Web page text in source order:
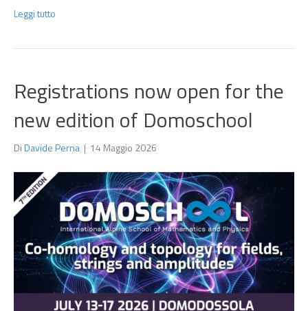
Leggi tutto
Registrations now open for the
new edition of Domoschool
DiDavide Perna | 14 Maggio 2026